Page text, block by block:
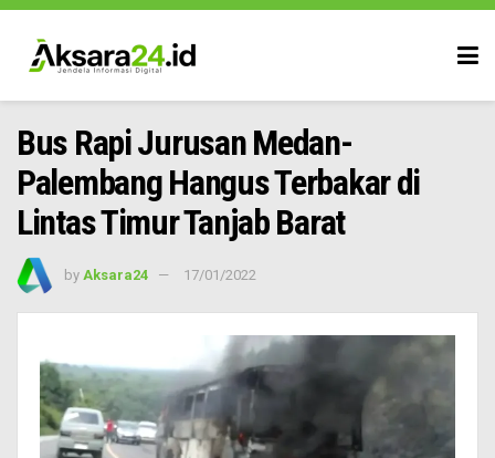
Bus Rapi Jurusan Medan-
Palembang Hangus Terbakar di
Lintas Timur Tanjab Barat
by Aksara24 17/01/2022